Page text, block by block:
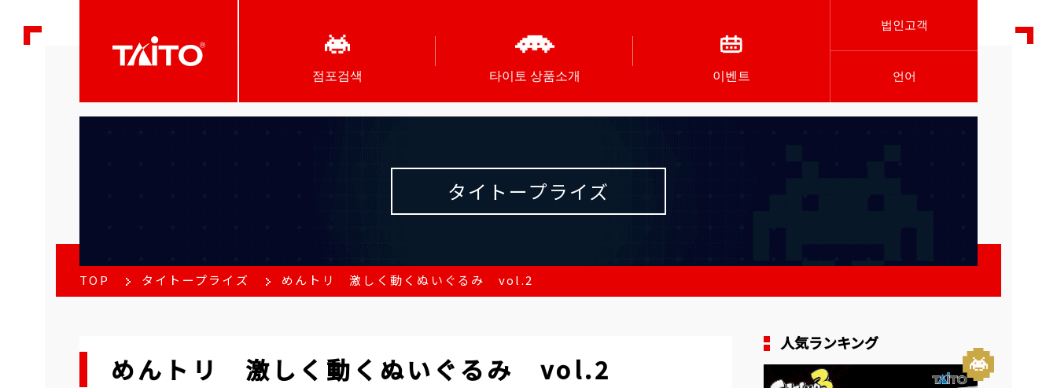
점포검색 타이토 상품소개 이벤트
법인고객
언어
タイトープライズ
TOP タイトープライズ めんトリ 激しく動くぬいぐるみ vol.2
めんトリ 激しく動くぬいぐるみ vol.2
人気ランキング